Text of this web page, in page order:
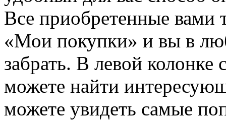
Все приобретенные вами
«Мои покупки» и вы в
забрать. В левой
можете найти
можете увидеть самые